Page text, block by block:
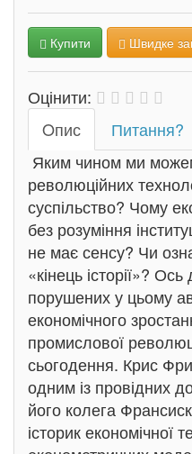
Купити Швидке
Оцінити:
Oпис
Питання?
Яким чином ми
революційних
суспільство? Чому
без розуміння
не має сенсу? Чи
«кінець історії»?
порушених у цьому
економічного
промислової
сьогодення. Крис
одним із провідних
його колега
історик економічної